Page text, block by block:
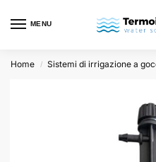
MENU
Home / Sistemi di irrigazione a